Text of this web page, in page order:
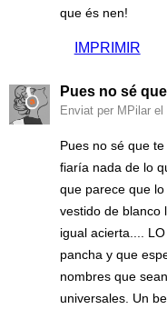
que és nen!
IMPRIMIR
Pues no sé
Enviat per MPilar
Pues no sé que
fiaría nada de lo
que parece que
vestido de blanco
igual acierta....
pancha y que
nombres que
universales. Un